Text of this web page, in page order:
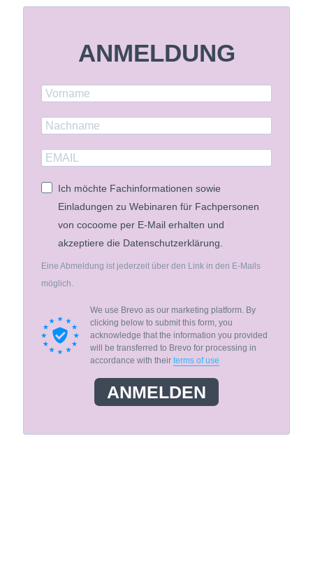
ANMELDUNG
Ich möchte Fachinformationen sowie
Einladungen zu Webinaren für Fachpersonen
von cocoome per E-Mail erhalten und
akzeptiere die Datenschutzerklärung.
Eine Abmeldung ist jederzeit über den Link in den E-Mails
möglich.
We use Brevo as our marketing platform. By
clicking below to submit this form, you
acknowledge that the information you provided
will be transferred to Brevo for processing in
accordance with their terms of use
ANMELDEN